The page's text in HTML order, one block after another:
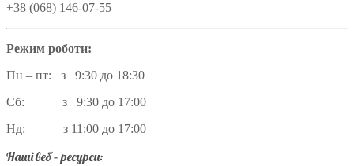
+38 (068) 146-07-55
Режим роботи:
Пн – пт: з 9:30 до 18:30
Сб: з 9:30 до 17:00
Нд: з 11:00 до 17:00
Наші веб – ресурси: